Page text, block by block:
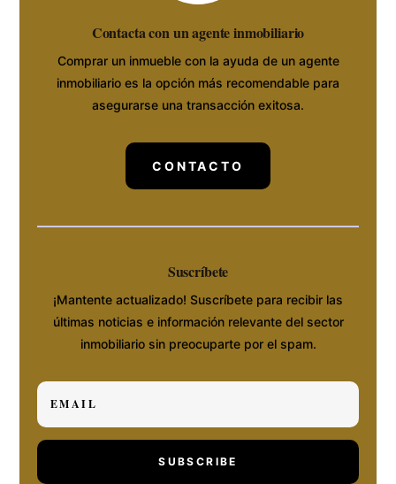
Contacta con un agente inmobiliario
Comprar un inmueble con la ayuda de un agente
inmobiliario es la opción más recomendable para
asegurarse una transacción exitosa.
CONTACTO
Suscríbete
¡Mantente actualizado! Suscríbete para recibir las
últimas noticias e información relevante del sector
inmobiliario sin preocuparte por el spam.
SUBSCRIBE